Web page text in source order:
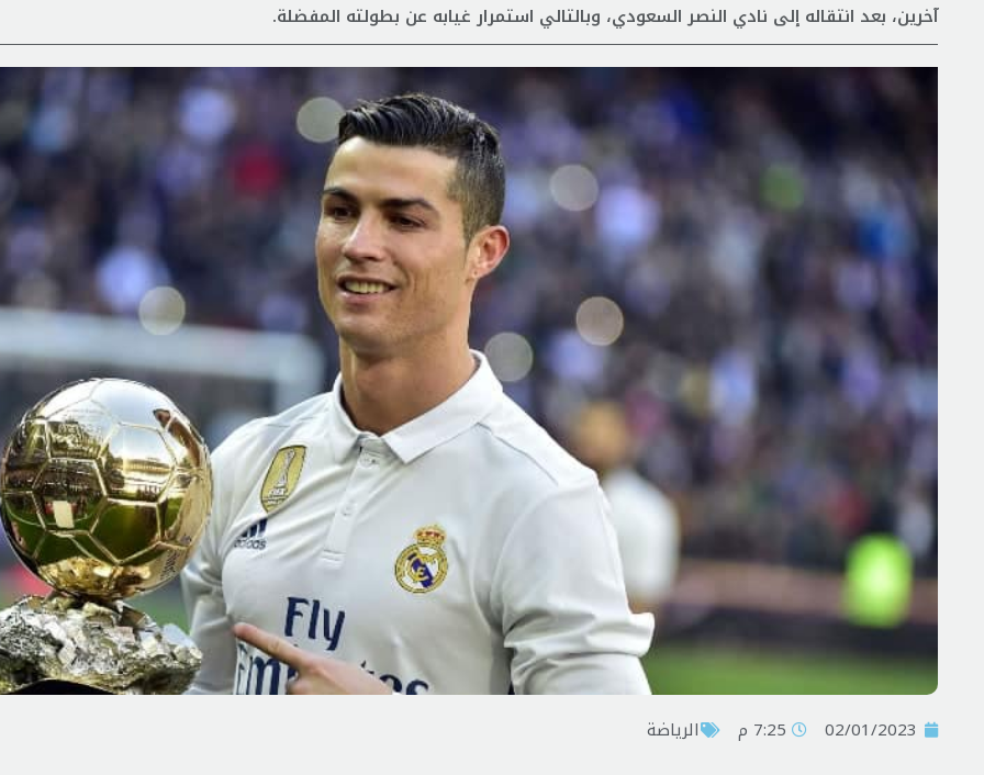
آخرين، بعد انتقاله إلى نادي النصر السعودي، وبالتالي استمرار غيابه عن بطولته المفضلة.
02/01/2023 7:25 م الرياضة